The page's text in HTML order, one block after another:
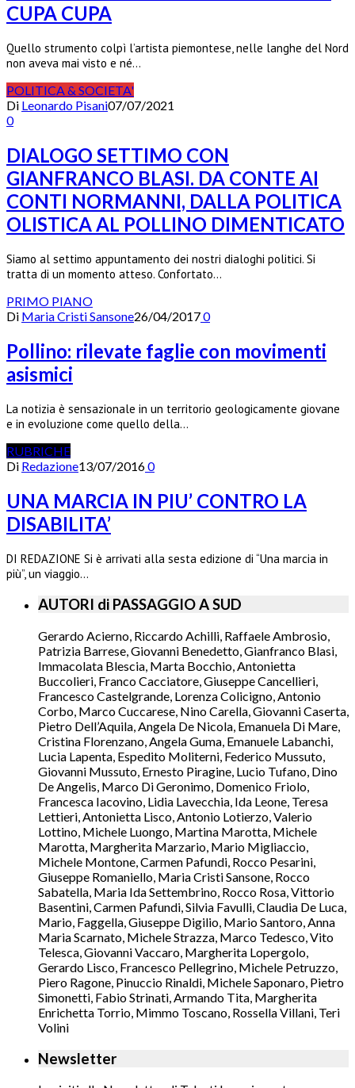
CUPA CUPA
Quello strumento colpì l’artista piemontese, nelle langhe del Nord
non aveva mai visto e né…
POLITICA & SOCIETA'
Di Leonardo Pisani07/07/2021
0
DIALOGO SETTIMO CON
GIANFRANCO BLASI. DA CONTE AI
CONTI NORMANNI, DALLA POLITICA
OLISTICA AL POLLINO DIMENTICATO
Siamo al settimo appuntamento dei nostri dialoghi politici. Si
tratta di un momento atteso. Confortato…
PRIMO PIANO
Di Maria Cristi Sansone26/04/20170
Pollino: rilevate faglie con movimenti
asismici
La notizia è sensazionale in un territorio geologicamente giovane
e in evoluzione come quello della…
RUBRICHE
Di Redazione13/07/20160
UNA MARCIA IN PIU’ CONTRO LA
DISABILITA’
DI REDAZIONE Si è arrivati alla sesta edizione di “Una marcia in
più”, un viaggio…
AUTORI di PASSAGGIO A SUD
Gerardo Acierno, Riccardo Achilli, Raffaele Ambrosio,
Patrizia Barrese, Giovanni Benedetto, Gianfranco Blasi,
Immacolata Blescia, Marta Bocchio, Antonietta
Buccolieri, Franco Cacciatore, Giuseppe Cancellieri,
Francesco Castelgrande, Lorenza Colicigno, Antonio
Corbo, Marco Cuccarese, Nino Carella, Giovanni Caserta,
Pietro Dell’Aquila, Angela De Nicola, Emanuela Di Mare,
Cristina Florenzano, Angela Guma, Emanuele Labanchi,
Lucia Lapenta, Espedito Moliterni, Federico Mussuto,
Giovanni Mussuto, Ernesto Piragine, Lucio Tufano, Dino
De Angelis, Marco Di Geronimo, Domenico Friolo,
Francesca Iacovino, Lidia Lavecchia, Ida Leone, Teresa
Lettieri, Antonietta Lisco, Antonio Lotierzo, Valerio
Lottino, Michele Luongo, Martina Marotta, Michele
Marotta, Margherita Marzario, Mario Migliaccio,
Michele Montone, Carmen Pafundi, Rocco Pesarini,
Giuseppe Romaniello, Maria Cristi Sansone, Rocco
Sabatella, Maria Ida Settembrino, Rocco Rosa, Vittorio
Basentini, Carmen Pafundi, Silvia Favulli, Claudia De Luca,
Mario, Faggella, Giuseppe Digilio, Mario Santoro, Anna
Maria Scarnato, Michele Strazza, Marco Tedesco, Vito
Telesca, Giovanni Vaccaro, Margherita Lopergolo,
Gerardo Lisco, Francesco Pellegrino, Michele Petruzzo,
Piero Ragone, Pinuccio Rinaldi, Michele Saponaro, Pietro
Simonetti, Fabio Strinati, Armando Tita, Margherita
Enrichetta Torrio, Mimmo Toscano, Rossella Villani, Teri
Volini
Newsletter